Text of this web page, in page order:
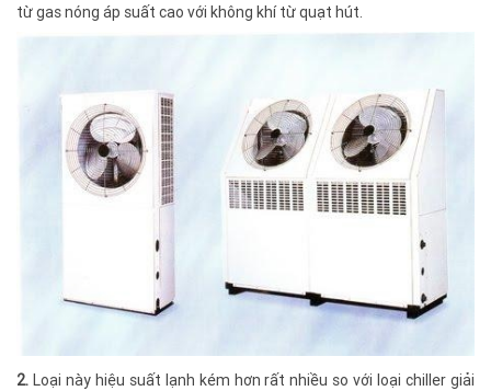
từ gas nóng áp suất cao với không khí từ quạt hút.
2. Loại này hiệu suất lạnh kém hơn rất nhiều so với loại chiller giải